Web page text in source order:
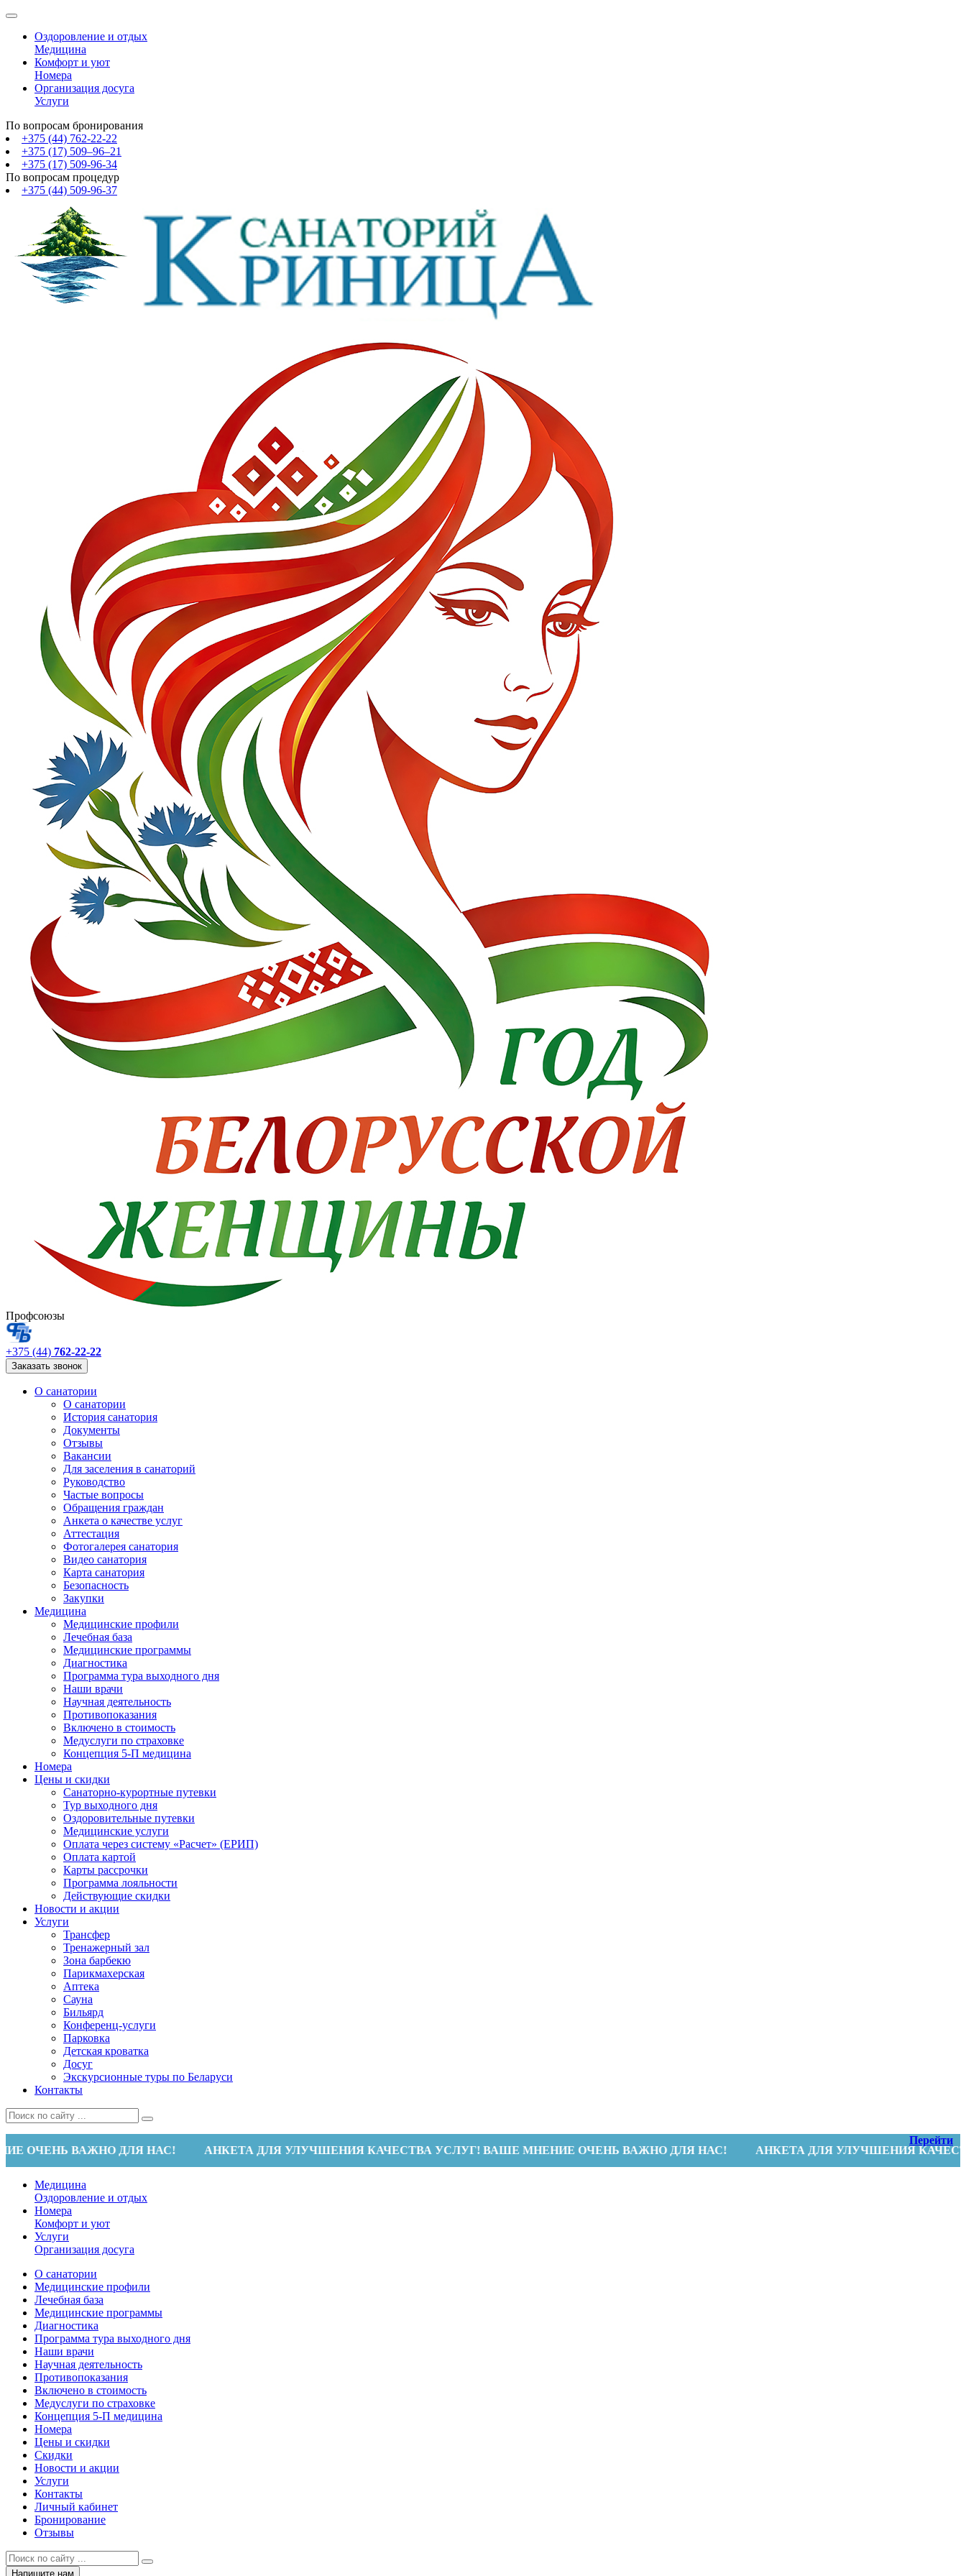
Оздоровление и отдых
Медицина
Комфорт и уют
Номера
Организация досуга
Услуги
По вопросам бронирования
+375 (44) 762-22-22
+375 (17) 509–96–21
+375 (17) 509-96-34
По вопросам процедур
+375 (44) 509-96-37
Профсоюзы
+375 (44) 762-22-22
Заказать звонок
О санатории
О санатории
История санатория
Документы
Отзывы
Вакансии
Для заселения в санаторий
Руководство
Частые вопросы
Обращения граждан
Анкета о качестве услуг
Аттестация
Фотогалерея санатория
Видео санатория
Карта санатория
Безопасность
Закупки
Медицина
Медицинские профили
Лечебная база
Медицинские программы
Диагностика
Программа тура выходного дня
Наши врачи
Научная деятельность
Противопоказания
Включено в стоимость
Медуслуги по страховке
Концепция 5-П медицина
Номера
Цены и скидки
Санаторно-курортные путевки
Тур выходного дня
Оздоровительные путевки
Медицинские услуги
Оплата через систему «Расчет» (ЕРИП)
Оплата картой
Карты рассрочки
Программа лояльности
Действующие скидки
Новости и акции
Услуги
Трансфер
Тренажерный зал
Зона барбекю
Парикмахерская
Аптека
Сауна
Бильярд
Конференц-услуги
Парковка
Детская кроватка
Досуг
Экскурсионные туры по Беларуси
Контакты
ВАЖНО ДЛЯ НАС! АНКЕТА ДЛЯ УЛУЧШЕНИЯ КАЧЕСТВА УСЛУГ! ВАШЕ МНЕНИЕ ОЧЕНЬ ВАЖНО ДЛЯ НАС! АНКЕТА ДЛЯ УЛУЧШЕНИЯ КАЧЕСТВА
Перейти
Медицина
Оздоровление и отдых
Номера
Комфорт и уют
Услуги
Организация досуга
О санатории
Медицинские профили
Лечебная база
Медицинские программы
Диагностика
Программа тура выходного дня
Наши врачи
Научная деятельность
Противопоказания
Включено в стоимость
Медуслуги по страховке
Концепция 5-П медицина
Номера
Цены и скидки
Скидки
Новости и акции
Услуги
Контакты
Личный кабинет
Бронирование
Отзывы
Напишите нам